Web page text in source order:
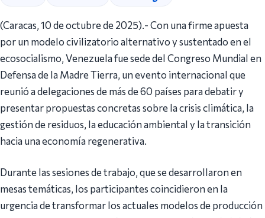
(Caracas, 10 de octubre de 2025).- Con una firme apuesta
por un modelo civilizatorio alternativo y sustentado en el
ecosocialismo, Venezuela fue sede del Congreso Mundial en
Defensa de la Madre Tierra, un evento internacional que
reunió a delegaciones de más de 60 países para debatir y
presentar propuestas concretas sobre la crisis climática, la
gestión de residuos, la educación ambiental y la transición
hacia una economía regenerativa.
Durante las sesiones de trabajo, que se desarrollaron en
mesas temáticas, los participantes coincidieron en la
urgencia de transformar los actuales modelos de producción